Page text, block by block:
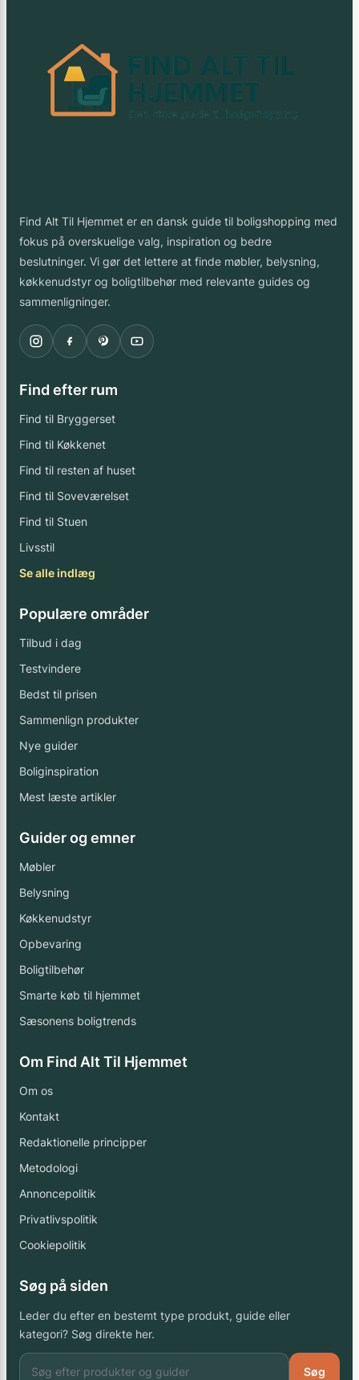
Find Alt Til Hjemmet er en dansk guide til boligshopping med
fokus på overskuelige valg, inspiration og bedre
beslutninger. Vi gør det lettere at finde møbler, belysning,
køkkenudstyr og boligtilbehør med relevante guides og
sammenligninger.
Find efter rum
Find til Bryggerset
Find til Køkkenet
Find til resten af huset
Find til Soveværelset
Find til Stuen
Livsstil
Se alle indlæg
Populære områder
Tilbud i dag
Testvindere
Bedst til prisen
Sammenlign produkter
Nye guider
Boliginspiration
Mest læste artikler
Guider og emner
Møbler
Belysning
Køkkenudstyr
Opbevaring
Boligtilbehør
Smarte køb til hjemmet
Sæsonens boligtrends
Om Find Alt Til Hjemmet
Om os
Kontakt
Redaktionelle principper
Metodologi
Annoncepolitik
Privatlivspolitik
Cookiepolitik
Søg på siden
Leder du efter en bestemt type produkt, guide eller
kategori? Søg direkte her.
Søg